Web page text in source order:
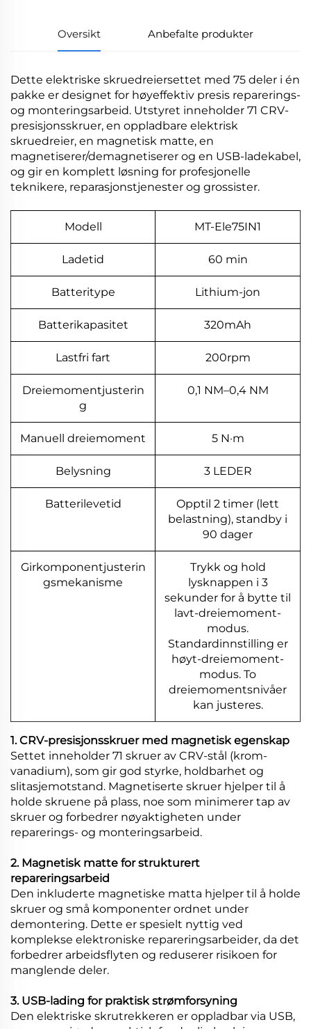
Oversikt Anbefalte produkter
Dette elektriske skruedreiersettet med 75 deler i én
pakke er designet for høyeffektiv presis reparerings-
og monteringsarbeid. Utstyret inneholder 71 CRV-
presisjonsskruer, en oppladbare elektrisk
skruedreier, en magnetisk matte, en
magnetiserer/demagnetiserer og en USB-ladekabel,
og gir en komplett løsning for profesjonelle
teknikere, reparasjonstjenester og grossister.
Modell MT-Ele75IN1
Ladetid 60 min
Batteritype Lithium-jon
Batterikapasitet 320mAh
Lastfri fart 200rpm
Dreiemomentjusterin
g
0,1 NM–0,4 NM
Manuell dreiemoment 5 N·m
Belysning 3 LEDER
Batterilevetid
Opptil 2 timer (lett
belastning), standby i
90 dager
Girkomponentjusterin
gsmekanisme
Trykk og hold
lysknappen i 3
sekunder for å bytte til
lavt-dreiemoment-
modus.
Standardinnstilling er
høyt-dreiemoment-
modus. To
dreiemomentsnivåer
kan justeres.
1. CRV-presisjonsskruer med magnetisk egenskap
Settet inneholder 71 skruer av CRV-stål (krom-
vanadium), som gir god styrke, holdbarhet og
slitasjemotstand. Magnetiserte skruer hjelper til å
holde skruene på plass, noe som minimerer tap av
skruer og forbedrer nøyaktigheten under
reparerings- og monteringsarbeid.
2. Magnetisk matte for strukturert
repareringsarbeid
Den inkluderte magnetiske matta hjelper til å holde
skruer og små komponenter ordnet under
demontering. Dette er spesielt nyttig ved
komplekse elektroniske repareringsarbeider, da det
forbedrer arbeidsflyten og reduserer risikoen for
manglende deler.
3. USB-lading for praktisk strømforsyning
Den elektriske skrutrekkeren er oppladbar via USB,